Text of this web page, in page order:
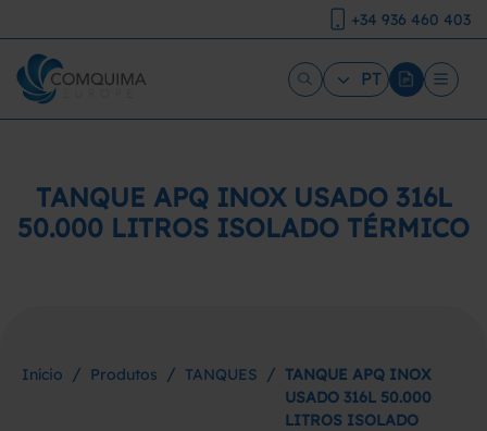
+34 936 460 403
PT
TANQUE APQ INOX USADO 316L
50.000 LITROS ISOLADO TÉRMICO
Início / Produtos / TANQUES / TANQUE APQ INOX
USADO 316L 50.000
LITROS ISOLADO